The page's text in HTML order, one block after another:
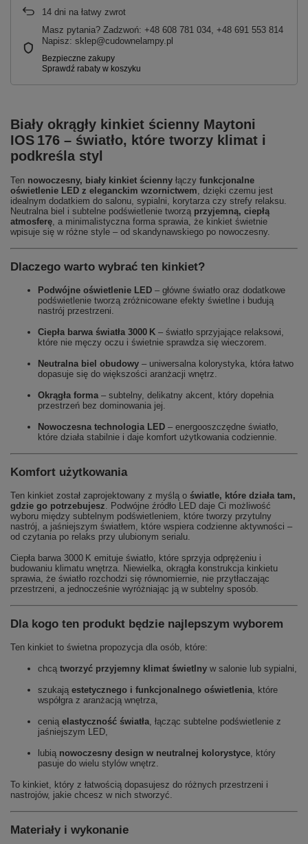
14 dni na łatwy zwrot
Masz pytania? Zadzwoń: +48 608 781 034, +48 691 553 814
Napisz: sklep@cudownelampy.pl
Biały okrągły kinkiet ścienny Maytoni
IOS 176 – światło, które tworzy klimat i
podkreśla styl
Ten nowoczesny, biały kinkiet ścienny łączy funkcjonalne
oświetlenie LED z eleganckim wzornictwem, dzięki czemu jest
idealnym dodatkiem do salonu, sypialni, korytarza czy strefy relaksu.
Neutralna biel i subtelne podświetlenie tworzą przyjemną, ciepłą
atmosferę, a minimalistyczna forma sprawia, że kinkiet świetnie
wpisuje się w różne style – od skandynawskiego po nowoczesny.
Dlaczego warto wybrać ten kinkiet?
Podwójne oświetlenie LED – główne światło oraz dodatkowe
podświetlenie tworzą zróżnicowane efekty świetlne i budują
nastrój przestrzeni.
Ciepła barwa światła 3000 K – światło sprzyjające relaksowi,
które nie męczy oczu i świetnie sprawdza się wieczorem.
Neutralna biel obudowy – uniwersalna kolorystyka, która łatwo
dopasuje się do większości aranżacji wnętrz.
Okrągła forma– subtelny, delikatny akcent, który dopełnia
przestrzeń bez dominowania jej.
Nowoczesna technologia LED – energooszczędne światło,
które działa stabilnie i daje komfort użytkowania codziennie.
Komfort użytkowania
Ten kinkiet został zaprojektowany z myślą o światle, które działa tam,
gdzie go potrzebujesz. Podwójne źródło LED daje Ci możliwość
wyboru między subtelnym podświetleniem, które tworzy przytulny
nastrój, a jaśniejszym światłem, które wspiera codzienne aktywności –
od czytania po relaks przy ulubionym serialu.
Ciepła barwa 3000 K emituje światło, które sprzyja odprężeniu i
budowaniu klimatu wnętrza. Niewielka, okrągła konstrukcja kinkietu
sprawia, że światło rozchodzi się równomiernie, nie przytłaczając
przestrzeni, a jednocześnie wyróżniając ją w subtelny sposób.
Dla kogo ten produkt będzie najlepszym wyborem
Ten kinkiet to świetna propozycja dla osób, które:
chcą tworzyć przyjemny klimat świetlny w salonie lub sypialni,
szukają estetycznego i funkcjonalnego oświetlenia, które
współgra z aranżacją wnętrza,
cenią elastyczność światła, łącząc subtelne podświetlenie z
jaśniejszym LED,
lubią nowoczesny design w neutralnej kolorystyce, który
pasuje do wielu stylów wnętrz.
To kinkiet, który z łatwością dopasujesz do różnych przestrzeni i
nastrojów, jakie chcesz w nich stworzyć.
Materiały i wykonanie